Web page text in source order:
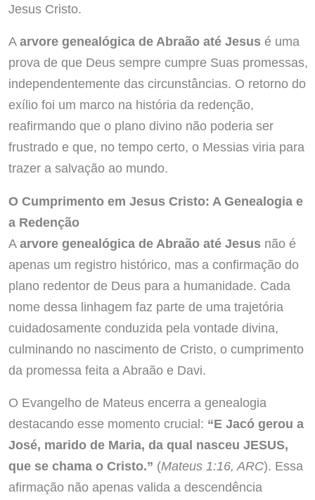
Jesus Cristo.
Aarvore genealógica de Abraão até Jesusé uma
prova de que Deus sempre cumpre Suas promessas,
independentemente das circunstâncias. O retorno do
exílio foi um marco na história da redenção,
reafirmando que o plano divino não poderia ser
frustrado e que, no tempo certo, o Messias viria para
trazer a salvação ao mundo.
O Cumprimento em Jesus Cristo: A Genealogia e
a Redenção
Aarvore genealógica de Abraão até Jesusnão é
apenas um registro histórico, mas a confirmação do
plano redentor de Deus para a humanidade. Cada
nome dessa linhagem faz parte de uma trajetória
cuidadosamente conduzida pela vontade divina,
culminando no nascimento de Cristo, o cumprimento
da promessa feita a Abraão e Davi.
O Evangelho de Mateus encerra a genealogia
destacando esse momento crucial: “E Jacó gerou a
José, marido de Maria, da qual nasceu JESUS,
que se chama o Cristo.” (Mateus 1:16, ARC). Essa
afirmação não apenas valida a descendência